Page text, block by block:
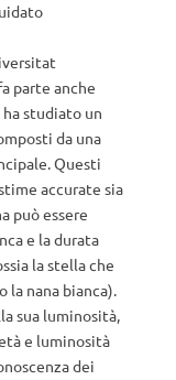
parte anche
ha studiato un
da una
Questi
accurate sia
può essere
e la durata
la stella che
la nana bianca).
sua luminosità,
e luminosità
dei